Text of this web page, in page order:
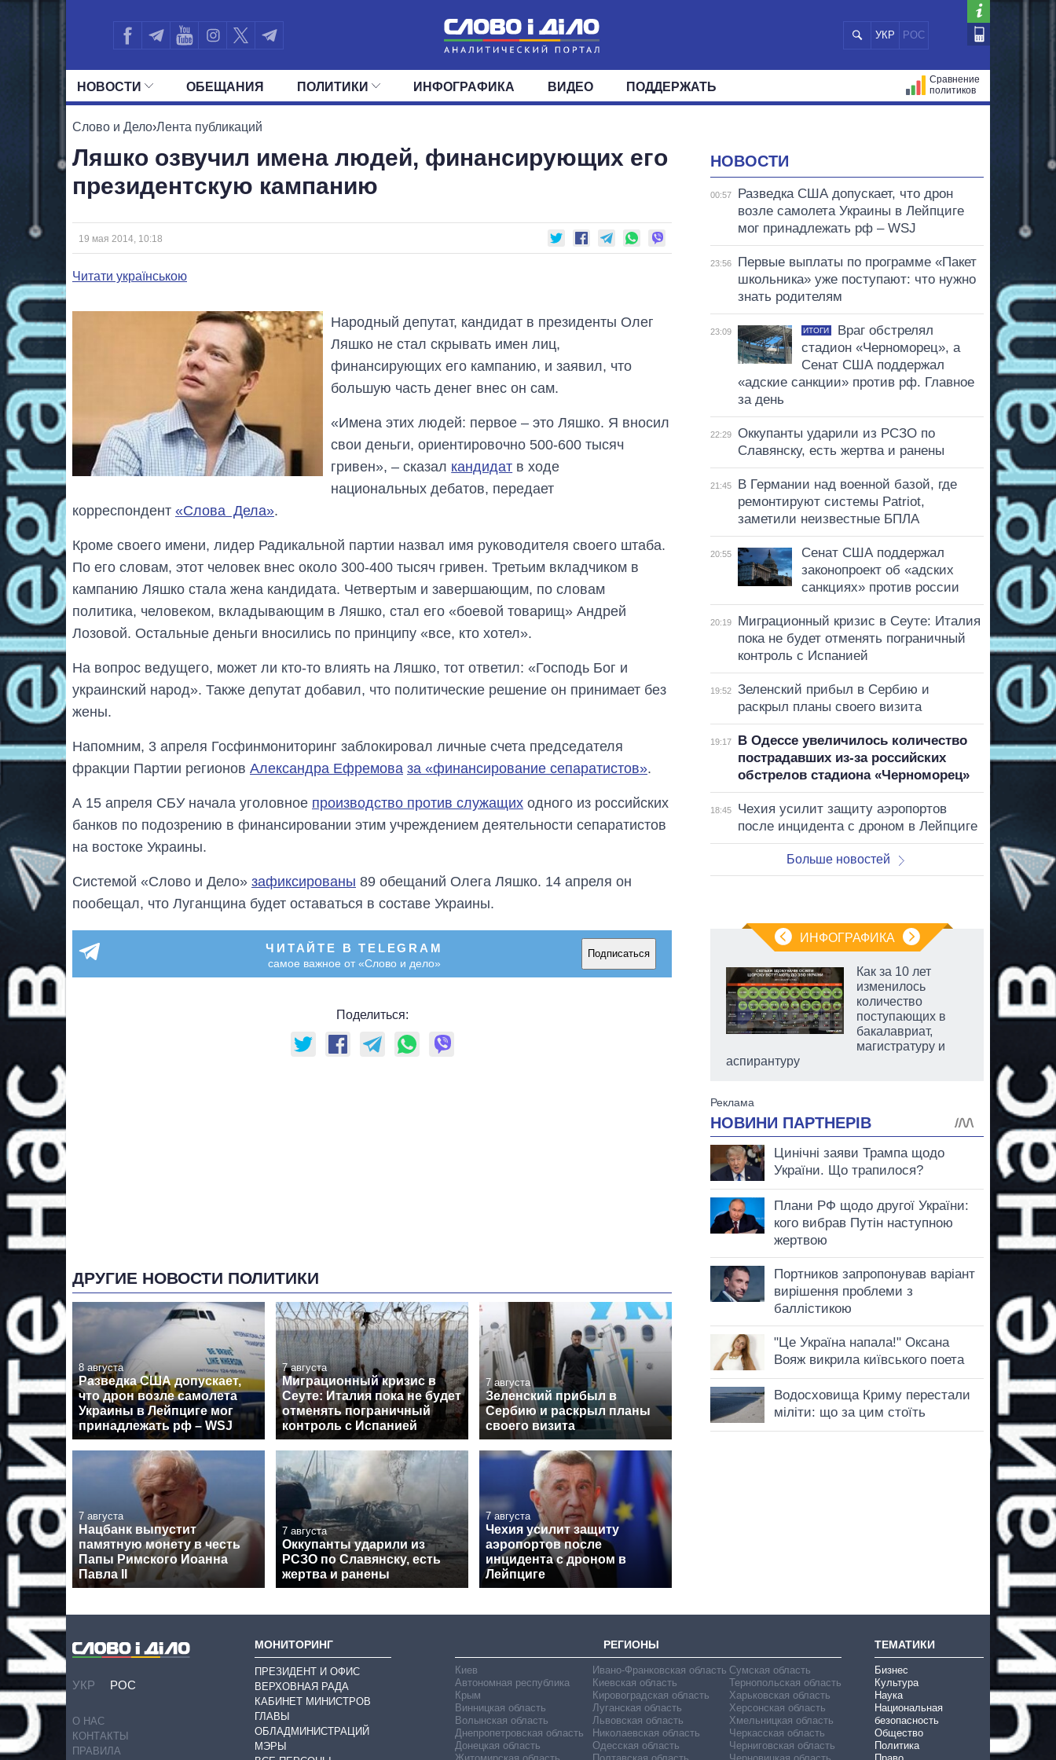
УКР РОС
НОВОСТИ
ПОЛИТИКА ЭКОНОМИКА ОБЩЕСТВО МИР
ОБЕЩАНИЯ ПОЛИТИКИ
ВСЕ ПОЛИТИКИ
ДЕПУТАТЫ КОМИТЕТЫ ФРАКЦИИ ОКРУГА
ИНФОГРАФИКА ВИДЕО ПОДДЕРЖАТЬ
Сравнение
политиков
Слово и Дело›Лента публикаций
Ляшко озвучил имена людей, финансирующих его
президентскую кампанию
19 мая 2014, 10:18
Читати українською
Народный депутат, кандидат в президенты Олег
Ляшко не стал скрывать имен лиц,
финансирующих его кампанию, и заявил, что
большую часть денег внес он сам.
«Имена этих людей: первое – это Ляшко. Я вносил
свои деньги, ориентировочно 500-600 тысяч
гривен», – сказал кандидат в ходе
национальных дебатов, передает
корреспондент «Слова Дела».
Кроме своего имени, лидер Радикальной партии назвал имя руководителя своего штаба.
По его словам, этот человек внес около 300-400 тысяч гривен. Третьим вкладчиком в
кампанию Ляшко стала жена кандидата. Четвертым и завершающим, по словам
политика, человеком, вкладывающим в Ляшко, стал его «боевой товарищ» Андрей
Лозовой. Остальные деньги вносились по принципу «все, кто хотел».
На вопрос ведущего, может ли кто-то влиять на Ляшко, тот ответил: «Господь Бог и
украинский народ». Также депутат добавил, что политические решение он принимает без
жены.
Напомним, 3 апреля Госфинмониторинг заблокировал личные счета председателя
фракции Партии регионов Александра Ефремова за «финансирование сепаратистов».
А 15 апреля СБУ начала уголовное производство против служащих одного из российских
банков по подозрению в финансировании этим учреждением деятельности сепаратистов
на востоке Украины.
Системой «Слово и Дело» зафиксированы 89 обещаний Олега Ляшко. 14 апреля он
пообещал, что Луганщина будет оставаться в составе Украины.
ЧИТАЙТЕ В TELEGRAM
самое важное от «Слово и дело»
Подписаться
Поделиться:
ДРУГИЕ НОВОСТИ ПОЛИТИКИ
8 августа
Разведка США допускает,
что дрон возле самолета
Украины в Лейпциге мог
принадлежать рф – WSJ
7 августа
Миграционный кризис в
Сеуте: Италия пока не будет
отменять пограничный
контроль с Испанией
7 августа
Зеленский прибыл в
Сербию и раскрыл планы
своего визита
7 августа
Нацбанк выпустит
памятную монету в честь
Папы Римского Иоанна
Павла II
7 августа
Оккупанты ударили из
РСЗО по Славянску, есть
жертва и ранены
7 августа
Чехия усилит защиту
аэропортов после
инцидента с дроном в
Лейпциге
НОВОСТИ
00:57
Разведка США допускает, что дрон
возле самолета Украины в Лейпциге
мог принадлежать рф – WSJ
23:56
Первые выплаты по программе «Пакет
школьника» уже поступают: что нужно
знать родителям
23:09 ИТОГИ
Враг обстрелял
стадион «Черноморец», а
Сенат США поддержал
«адские санкции» против рф. Главное
за день
22:29
Оккупанты ударили из РСЗО по
Славянску, есть жертва и ранены
21:45
В Германии над военной базой, где
ремонтируют системы Patriot,
заметили неизвестные БПЛА
20:55
Сенат США поддержал
законопроект об «адских
санкциях» против россии
20:19
Миграционный кризис в Сеуте: Италия
пока не будет отменять пограничный
контроль с Испанией
19:52
Зеленский прибыл в Сербию и
раскрыл планы своего визита
19:17
В Одессе увеличилось количество
пострадавших из-за российских
обстрелов стадиона «Черноморец»
18:45
Чехия усилит защиту аэропортов
после инцидента с дроном в Лейпциге
Больше новостей
ИНФОГРАФИКА
Как изменился
Как за 10 лет
изменилось
количество
поступающих в
бакалавриат,
магистратуру и
аспирантуру
УКР РОС
О НАС
КОНТАКТЫ
ПРАВИЛА
МОНИТОРИНГ
ПРЕЗИДЕНТ И ОФИС
ВЕРХОВНАЯ РАДА
КАБИНЕТ МИНИСТРОВ
ГЛАВЫ
ОБЛАДМИНИСТРАЦИЙ
МЭРЫ
РЕГИОНЫ
Киев
Автономная республика
Крым
Винницкая область
Волынская область
Днепропетровская область
Донецкая область
Ивано-Франковская область
Киевская область
Кировоградская область
Луганская область
Львовская область
Николаевская область
Одесская область
Сумская область
Тернопольская область
Харьковская область
Херсонская область
Хмельницкая область
Черкасская область
Черниговская область
ТЕМАТИКИ
Бизнес
Культура
Наука
Национальная
безопасность
Общество
Политика